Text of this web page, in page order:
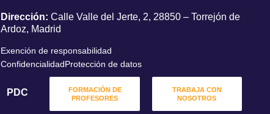
Dirección: Calle Valle del Jerte, 2, 28850 – Torrejón de
Ardoz, Madrid
Exención de responsabilidad
ConfidencialidadProtección de datos
PDC
FORMACIÓN DE
PROFESORES
TRABAJA CON
NOSOTROS